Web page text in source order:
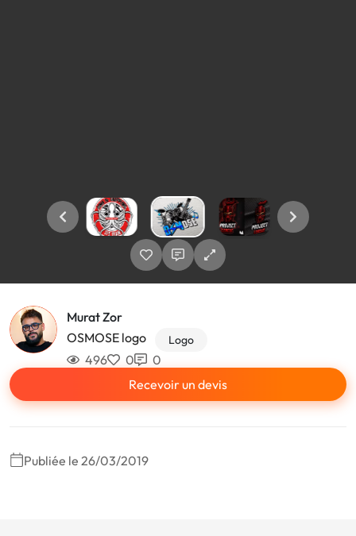
Murat Zor
OSMOSE logo
Logo
496 0
0
Recevoir un devis
Publiée le 26/03/2019